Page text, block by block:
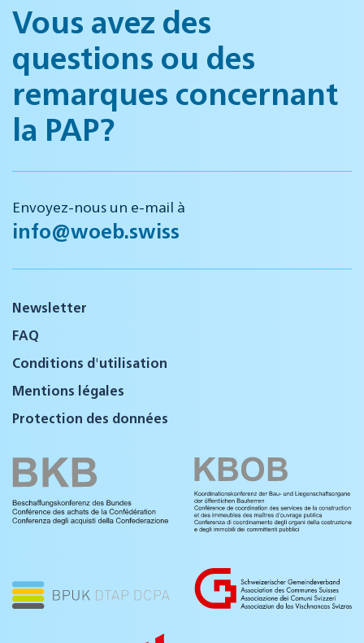
Vous avez des
questions ou des
remarques concernant
la PAP?
Envoyez-nous un e-mail à
info@woeb.swiss
Newsletter
FAQ
Conditions d'utilisation
Mentions légales
Protection des données